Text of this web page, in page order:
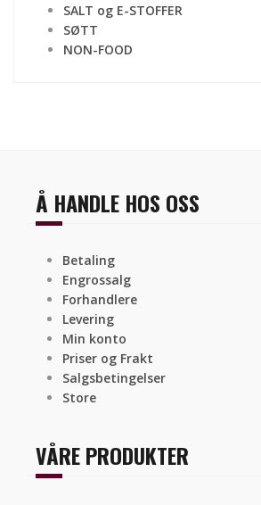
SALT og E-STOFFER
SØTT
NON-FOOD
Å HANDLE HOS OSS
Betaling
Engrossalg
Forhandlere
Levering
Min konto
Priser og Frakt
Salgsbetingelser
Store
VÅRE PRODUKTER